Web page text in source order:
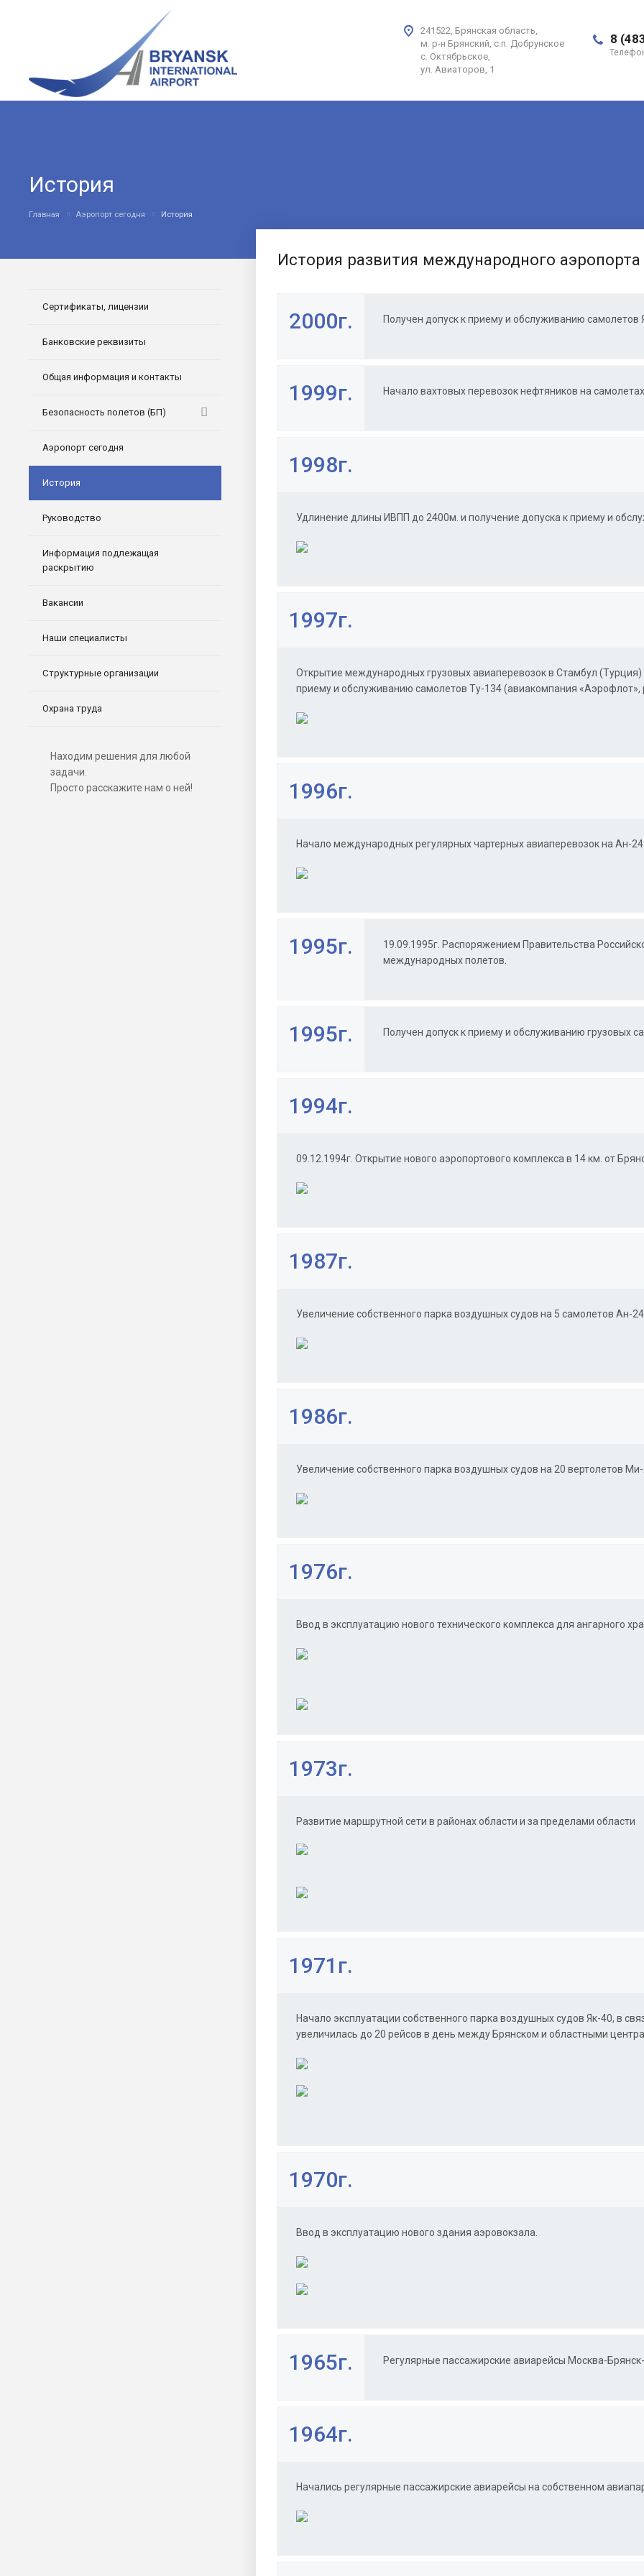
8
241522, Брянская область,
м. р-н Брянский, с.п. Добрунское
с. Октябрьское,
ул. Авиаторов, 1
История
Главная Аэропорт сегодня История
История развития международного аэропорта
2000г. Получен допуск к приему и обслуживанию самолетов
1999г. Начало вахтовых перевозок нефтяников на
1998г.
Удлинение длины ИВПП до 2400м. и получение допуска к приему и
1997г.
Открытие международных грузовых авиаперевозок в Стамбул
приему и обслуживанию самолетов Ту-134 (авиакомпания
1996г.
Начало международных регулярных чартерных авиаперевозок на Ан-
1995г.
19.09.1995г. Распоряжением Правительства
международных полетов.
1995г. Получен допуск к приему и обслуживанию грузовых
1994г.
09.12.1994г. Открытие нового аэропортового комплекса в 14 км. от
1987г.
Увеличение собственного парка воздушных судов на 5 самолетов Ан-
1986г.
Увеличение собственного парка воздушных судов на 20 вертолетов
1976г.
Ввод в эксплуатацию нового технического комплекса для ангарного
1973г.
Развитие маршрутной сети в районах области и за пределами области
1971г.
Начало эксплуатации собственного парка воздушных судов Як-40, в
увеличилась до 20 рейсов в день между Брянском и областными
1970г.
Ввод в эксплуатацию нового здания аэровокзала.
1965г. Регулярные пассажирские авиарейсы Москва-
1964г.
Начались регулярные пассажирские авиарейсы на собственном
Сертификаты, лицензии
Банковские реквизиты
Общая информация и контакты
Безопасность полетов (БП)
Аэропорт сегодня
История
Руководство
Информация подлежащая
раскрытию
Вакансии
Наши специалисты
Структурные организации
Охрана труда
Находим решения для любой
задачи.
Просто расскажите нам о ней!